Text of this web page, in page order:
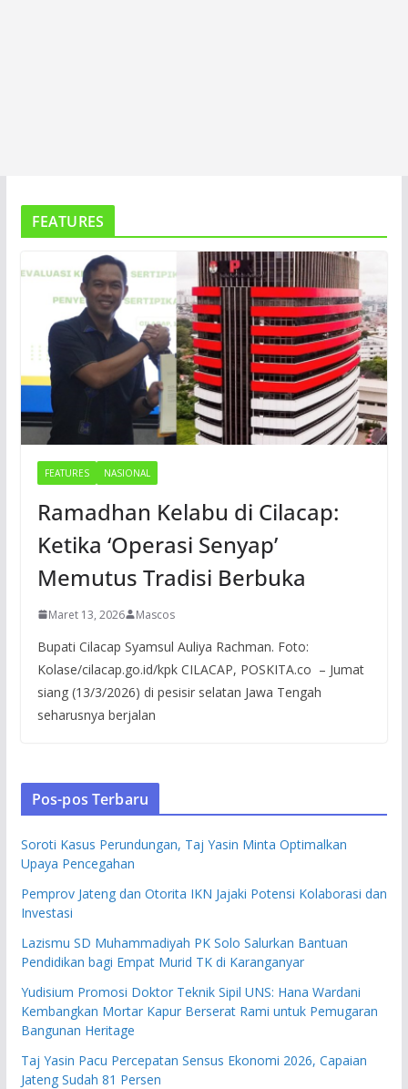
FEATURES
FEATURES NASIONAL
Ramadhan Kelabu di Cilacap:
Ketika ‘Operasi Senyap’
Memutus Tradisi Berbuka
Maret 13, 2026 Mascos
Bupati Cilacap Syamsul Auliya Rachman. Foto:
Kolase/cilacap.go.id/kpk CILACAP, POSKITA.co – Jumat
siang (13/3/2026) di pesisir selatan Jawa Tengah
seharusnya berjalan
Pos-pos Terbaru
Soroti Kasus Perundungan, Taj Yasin Minta Optimalkan
Upaya Pencegahan
Pemprov Jateng dan Otorita IKN Jajaki Potensi Kolaborasi dan
Investasi
Lazismu SD Muhammadiyah PK Solo Salurkan Bantuan
Pendidikan bagi Empat Murid TK di Karanganyar
Yudisium Promosi Doktor Teknik Sipil UNS: Hana Wardani
Kembangkan Mortar Kapur Berserat Rami untuk Pemugaran
Bangunan Heritage
Taj Yasin Pacu Percepatan Sensus Ekonomi 2026, Capaian
Jateng Sudah 81 Persen